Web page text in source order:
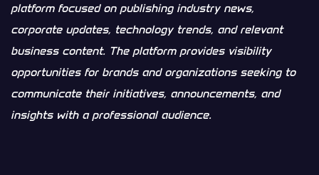
platform focused on publishing industry news,
corporate updates, technology trends, and relevant
business content. The platform provides visibility
opportunities for brands and organizations seeking to
communicate their initiatives, announcements, and
insights with a professional audience.